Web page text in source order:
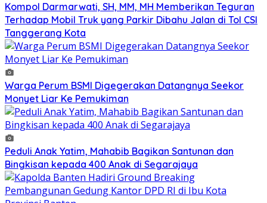
Kompol Darmarwati, SH, MM, MH Memberikan Teguran
Terhadap Mobil Truk yang Parkir Dibahu Jalan di Tol CSI
Tanggerang Kota
Warga Perum BSMI Digegerakan Datangnya Seekor
Monyet Liar Ke Pemukiman
Peduli Anak Yatim, Mahabib Bagikan Santunan dan
Bingkisan kepada 400 Anak di Segarajaya